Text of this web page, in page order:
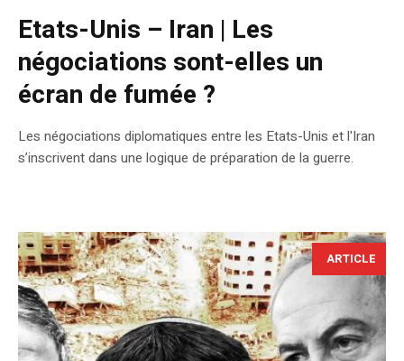
Etats-Unis – Iran | Les
négociations sont-elles un
écran de fumée ?
Les négociations diplomatiques entre les Etats-Unis et l'Iran
s’inscrivent dans une logique de préparation de la guerre.
ARTICLE